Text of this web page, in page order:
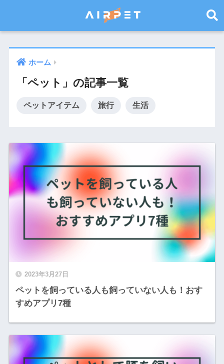
ホーム
「ペット」の記事一覧
ペットアイテム 旅行 生活
2023年3月27日
ペットを飼っている人も飼っていない人も！おす
すめアプリ7種